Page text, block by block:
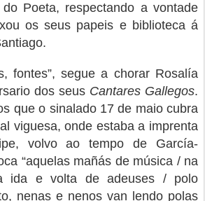
Poeta, respectando a vontade
os seus papeis e biblioteca á
fontes”, segue a chorar Rosalía
dos seus Cantares Gallegos.
que o sinalado 17 de maio cubra
viguesa, onde estaba a imprenta
volvo ao tempo de García-
“aquelas mañás de música / na
ida e volta de adeuses / polo
nenas e nenos van lendo polas